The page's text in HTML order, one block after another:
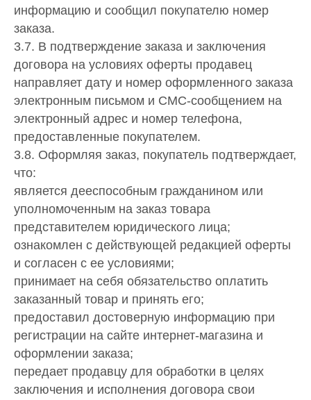
информацию и сообщил покупателю номер
заказа.
3.7. В подтверждение заказа и заключения
договора на условиях оферты продавец
направляет дату и номер оформленного заказа
электронным письмом и СМС-сообщением на
электронный адрес и номер телефона,
предоставленные покупателем.
3.8. Оформляя заказ, покупатель подтверждает,
что:
является дееспособным гражданином или
уполномоченным на заказ товара
представителем юридического лица;
ознакомлен с действующей редакцией оферты
и согласен с ее условиями;
принимает на себя обязательство оплатить
заказанный товар и принять его;
предоставил достоверную информацию при
регистрации на сайте интернет-магазина и
оформлении заказа;
передает продавцу для обработки в целях
заключения и исполнения договора свои